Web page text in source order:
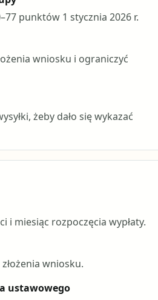
punktów 1 stycznia 2026 r.
wniosku i ograniczyć
żeby dało się wykazać
i miesiąc rozpoczęcia wypłaty.
wniosku.
ustawowego